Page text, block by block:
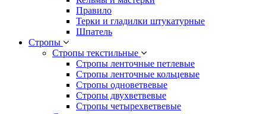
Правило
Терки и гладилки штукатурные
Шпатель
Стропы
Стропы текстильные
Стропы ленточные петлевые
Стропы ленточные кольцевые
Стропы одноветвевые
Стропы двухветвевые
Стропы четырехветвевые